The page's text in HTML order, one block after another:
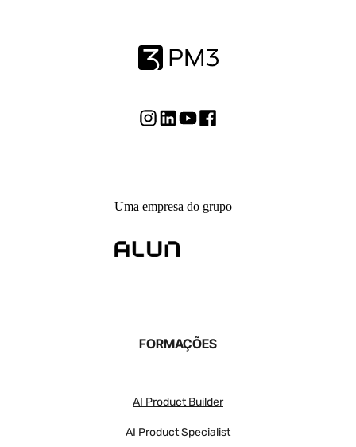
Uma empresa do grupo
FORMAÇÕES
AI Product Builder
AI Product Specialist